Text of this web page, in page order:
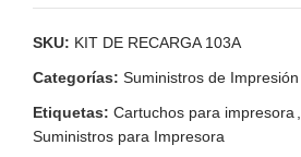
SKU: KIT DE RECARGA 103A
Categorías: Suministros de Impresión
Etiquetas: Cartuchos para impresora,
Suministros para Impresora